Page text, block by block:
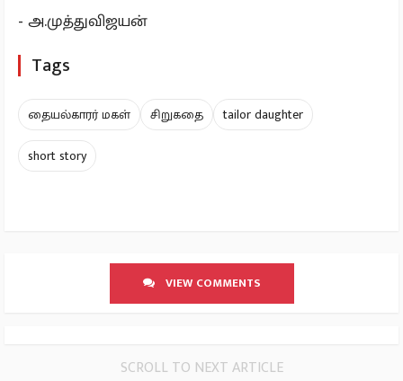
- அ.முத்துவிஜயன்
Tags
தையல்காரர் மகள் சிறுகதை
tailor daughter
short story
VIEW COMMENTS
SCROLL TO NEXT ARTICLE